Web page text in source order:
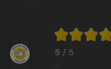
5 / 5